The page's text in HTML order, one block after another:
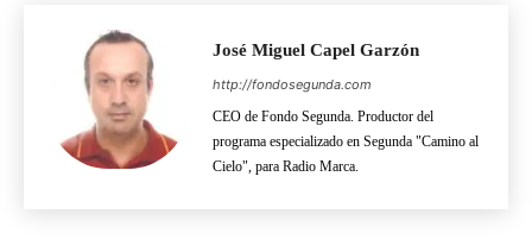
José Miguel Capel Garzón
http://fondosegunda.com
CEO de Fondo Segunda. Productor del
programa especializado en Segunda "Camino al
Cielo", para Radio Marca.